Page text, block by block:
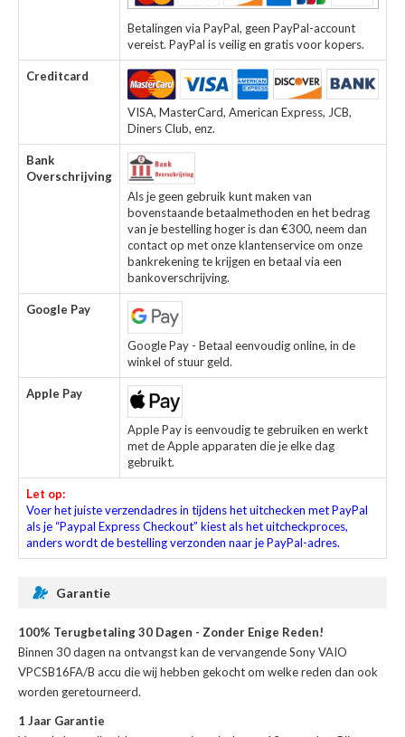
Betalingen via PayPal, geen PayPal-account
vereist. PayPal is veilig en gratis voor kopers.
Creditcard
VISA, MasterCard, American Express, JCB,
Diners Club, enz.
Bank
Overschrijving
Als je geen gebruik kunt maken van
bovenstaande betaalmethoden en het bedrag
van je bestelling hoger is dan €300, neem dan
contact op met onze klantenservice om onze
bankrekening te krijgen en betaal via een
bankoverschrijving.
Google Pay
Google Pay - Betaal eenvoudig online, in de
winkel of stuur geld.
Apple Pay
Apple Pay is eenvoudig te gebruiken en werkt
met de Apple apparaten die je elke dag
gebruikt.
Let op:
Voer het juiste verzendadres in tijdens het uitchecken met PayPal
als je “Paypal Express Checkout” kiest als het uitcheckproces,
anders wordt de bestelling verzonden naar je PayPal-adres.
Garantie
100% Terugbetaling 30 Dagen - Zonder Enige Reden!
Binnen 30 dagen na ontvangst kan devervangende Sony VAIO
VPCSB16FA/B accu die wij hebben gekocht om welke reden dan ook
worden geretourneerd.
1 Jaar Garantie